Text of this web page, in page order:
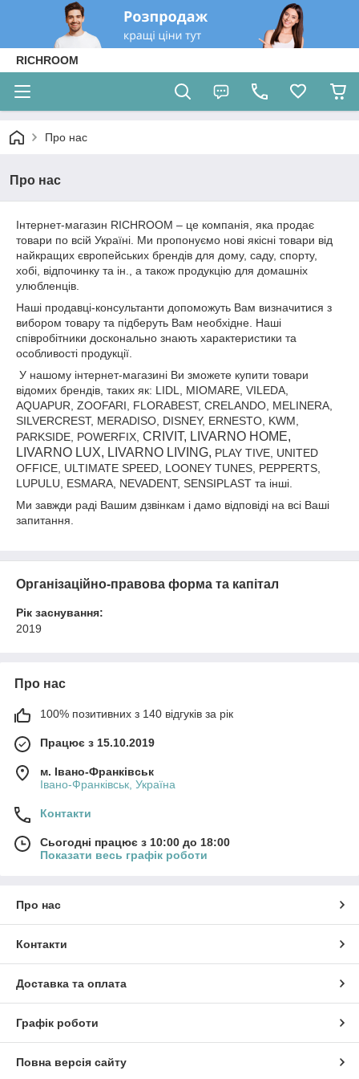
RICHROOM
Про нас
Про нас
Інтернет-магазин RICHROOM – це компанія, яка продає
товари по всій Україні. Ми пропонуємо нові якісні товари від
найкращих європейських брендів для дому, саду, спорту,
хобі, відпочинку та ін., а також продукцію для домашніх
улюбленців.
Наші продавці-консультанти допоможуть Вам визначитися з
вибором товару та підберуть Вам необхідне. Наші
співробітники досконально знають характеристики та
особливості продукції.
У нашому інтернет-магазині Ви зможете купити товари
відомих брендів, таких як: LIDL, MIOMARE, VILEDA,
AQUAPUR, ZOOFARI, FLORABEST, CRELANDO, MELINERA,
SILVERCREST, MERADISO, DISNEY, ERNESTO, KWM,
PARKSIDE, POWERFIX, CRIVIT, LIVARNO HOME,
LIVARNO LUX, LIVARNO LIVING, PLAY TIVE, UNITED
OFFICE, ULTIMATE SPEED, LOONEY TUNES, PEPPERTS,
LUPULU, ESMARA, NEVADENT, SENSIPLAST та інші.
Ми завжди раді Вашим дзвінкам і дамо відповіді на всі Ваші
запитання.
Організаційно-правова форма та капітал
Рік заснування:
2019
Про нас
100% позитивних з 140 відгуків за рік
Працює з 15.10.2019
м. Івано-Франківськ
Івано-Франківськ, Україна
Контакти
Сьогодні працює з 10:00 до 18:00
Показати весь графік роботи
Про нас
Контакти
Доставка та оплата
Графік роботи
Повна версія сайту